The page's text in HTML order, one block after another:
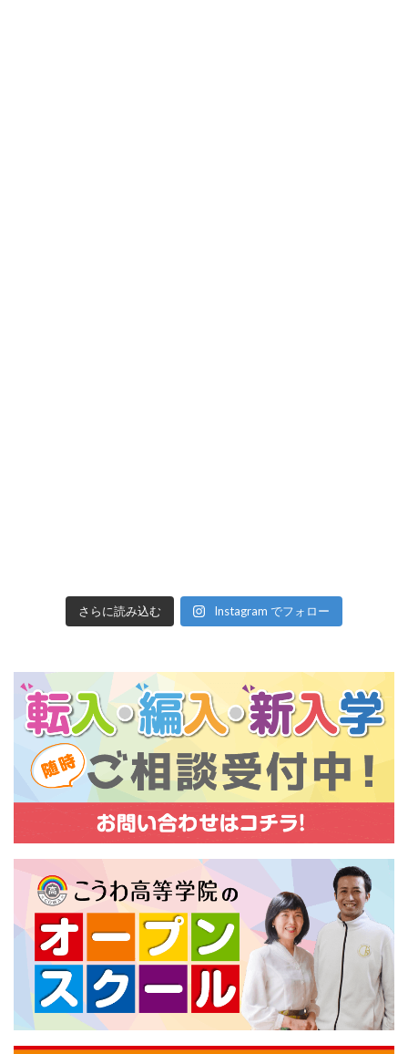
さらに読み込む Instagram でフォロー